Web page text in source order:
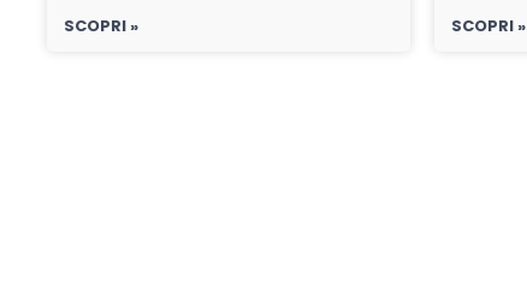
SCOPRI » SCOPRI »